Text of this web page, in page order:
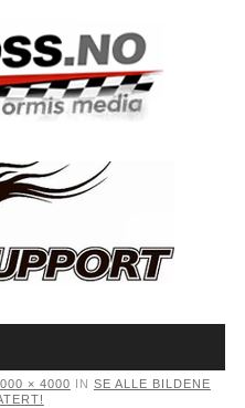
× 4000 IN SE ALLE BILDENE